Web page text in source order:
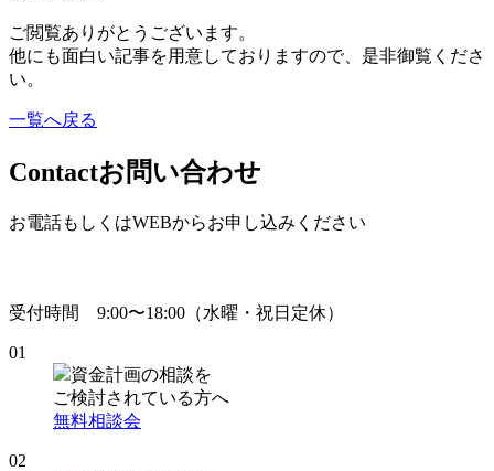
ご閲覧ありがとうございます。
他にも面白い記事を用意しておりますので、是非御覧くださ
い。
一覧へ戻る
Contactお問い合わせ
お電話もしくはWEBからお申し込みください
受付時間 9:00〜18:00（水曜・祝日定休）
01
資金計画の相談を
ご検討されている方へ
無料相談会
02